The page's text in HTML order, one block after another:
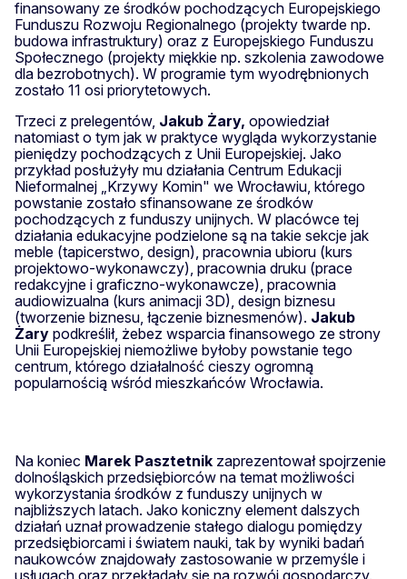
finansowany ze środków pochodzących Europejskiego
Funduszu Rozwoju Regionalnego (projekty twarde np.
budowa infrastruktury) oraz z Europejskiego Funduszu
Społecznego (projekty miękkie np. szkolenia zawodowe
dla bezrobotnych). W programie tym wyodrębnionych
zostało 11 osi priorytetowych.
Trzeci z prelegentów, Jakub Żary, opowiedział
natomiast o tym jak w praktyce wygląda wykorzystanie
pieniędzy pochodzących z Unii Europejskiej. Jako
przykład posłużyły mu działania Centrum Edukacji
Nieformalnej „Krzywy Komin" we Wrocławiu, którego
powstanie zostało sfinansowane ze środków
pochodzących z funduszy unijnych. W placówce tej
działania edukacyjne podzielone są na takie sekcje jak
meble (tapicerstwo, design), pracownia ubioru (kurs
projektowo-wykonawczy), pracownia druku (prace
redakcyjne i graficzno-wykonawcze), pracownia
audiowizualna (kurs animacji 3D), design biznesu
(tworzenie biznesu, łączenie biznesmenów). Jakub
Żary podkreślił, żebez wsparcia finansowego ze strony
Unii Europejskiej niemożliwe byłoby powstanie tego
centrum, którego działalność cieszy ogromną
popularnością wśród mieszkańców Wrocławia.
Na koniec Marek Pasztetnik zaprezentował spojrzenie
dolnośląskich przedsiębiorców na temat możliwości
wykorzystania środków z funduszy unijnych w
najbliższych latach. Jako koniczny element dalszych
działań uznał prowadzenie stałego dialogu pomiędzy
przedsiębiorcami i światem nauki, tak by wyniki badań
naukowców znajdowały zastosowanie w przemyśle i
usługach oraz przekładały się na rozwój gospodarczy.